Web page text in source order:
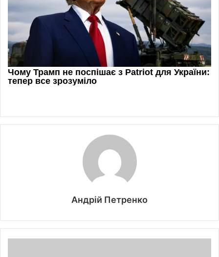
Андрій Петренко